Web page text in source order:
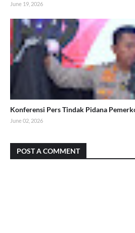
June 19, 2026
Konferensi Pers Tindak Pidana
June 02, 2026
POST A COMMENT